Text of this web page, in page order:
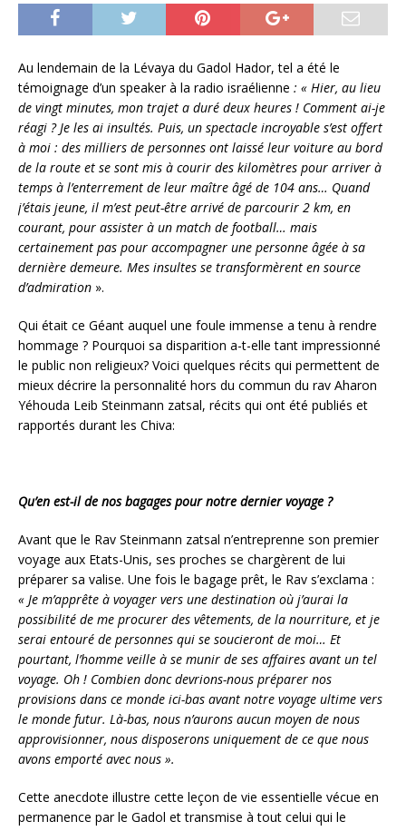
Au lendemain de la Lévaya du Gadol Hador, tel a été le
témoignage d’un speaker à la radio israélienne : « Hier, au lieu
de vingt minutes, mon trajet a duré deux heures ! Comment ai-je
réagi ? Je les ai insultés. Puis, un spectacle incroyable s’est offert
à moi : des milliers de personnes ont laissé leur voiture au bord
de la route et se sont mis à courir des kilomètres pour arriver à
temps à l’enterrement de leur maître âgé de 104 ans… Quand
j’étais jeune, il m’est peut-être arrivé de parcourir 2 km, en
courant, pour assister à un match de football… mais
certainement pas pour accompagner une personne âgée à sa
dernière demeure. Mes insultes se transformèrent en source
d’admiration ».
Qui était ce Géant auquel une foule immense a tenu à rendre
hommage ? Pourquoi sa disparition a-t-elle tant impressionné
le public non religieux? Voici quelques récits qui permettent de
mieux décrire la personnalité hors du commun du rav Aharon
Yéhouda Leib Steinmann zatsal, récits qui ont été publiés et
rapportés durant les Chiva:
Qu’en est-il de nos bagages pour notre dernier voyage ?
Avant que le Rav Steinmann zatsal n’entreprenne son premier
voyage aux Etats-Unis, ses proches se chargèrent de lui
préparer sa valise. Une fois le bagage prêt, le Rav s’exclama :
« Je m’apprête à voyager vers une destination où j’aurai la
possibilité de me procurer des vêtements, de la nourriture, et je
serai entouré de personnes qui se soucieront de moi… Et
pourtant, l’homme veille à se munir de ses affaires avant un tel
voyage. Oh ! Combien donc devrions-nous préparer nos
provisions dans ce monde ici-bas avant notre voyage ultime vers
le monde futur. Là-bas, nous n’aurons aucun moyen de nous
approvisionner, nous disposerons uniquement de ce que nous
avons emporté avec nous ».
Cette anecdote illustre cette leçon de vie essentielle vécue en
permanence par le Gadol et transmise à tout celui qui le